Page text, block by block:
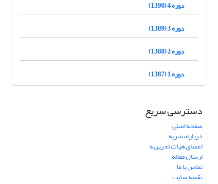
دوره 4 (1390)
دوره 3 (1389)
دوره 2 (1388)
دوره 1 (1387)
دسترسی سریع
صفحه اصلی
درباره نشریه
اعضای هیات تحریریه
ارسال مقاله
تماس با ما
نقشه سایت